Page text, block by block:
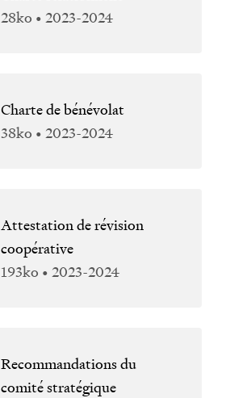
28ko • 2023-2024
Charte de bénévolat
38ko • 2023-2024
Attestation de révision
coopérative
193ko • 2023-2024
Recommandations du
comité stratégique